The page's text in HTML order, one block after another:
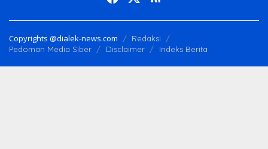
Copyrights @dialek-news.com
Redaksi
Pedoman Media Siber
Disclaimer Indeks Berita